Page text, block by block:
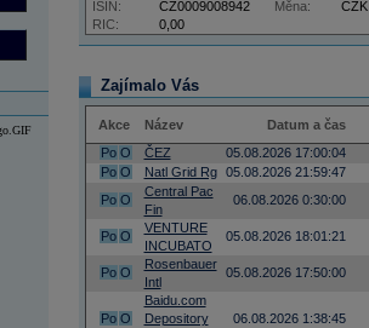
RIC: 0,00
ISIN: CZ0009008942 Měna: CZK
Zajímalo Vás
Akce Název Datum a čas
Po O ČEZ 05.08.2026 17:00:04
Po O Natl Grid Rg 05.08.2026 21:59:47
Po O
Central Pac
Fin
06.08.2026 0:30:00
Po O
VENTURE
INCUBATO
05.08.2026 18:01:21
Po O
Rosenbauer
Intl
05.08.2026 17:50:00
Po O
Baidu.com
Depository
06.08.2026 1:38:45